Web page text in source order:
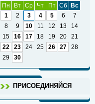
Пн
Вт Ср Чт Пт Сб
Вс
1
2 3 4 5 6
7
8
9 10 11 12 13
14
15
16 17 18 19 20
21
22
23 24 25 26 27
28
29
30
ПРИСОЕДИНЯЙСЯ